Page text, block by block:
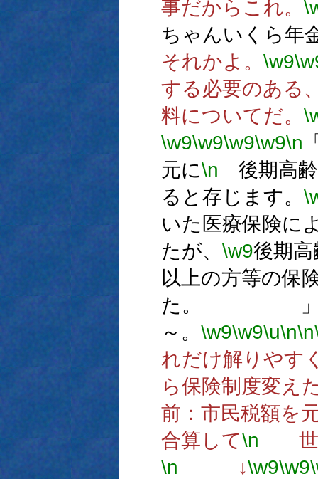
事だからこれ。
ちゃんいくら年
それかよ。 \w9
する必要のある
料についてだ。
\w9\w9\w9\w9\n
元に\n 後期高齢
ると存じます。
いた医療保険に
たが、 \w9後期
以上の方等の保
た。
～。 \w9\w9\u\n\n
れだけ解りやす
ら保険制度変え
前：市民税額を
合算して\n 世
\n ↓\w9\w9